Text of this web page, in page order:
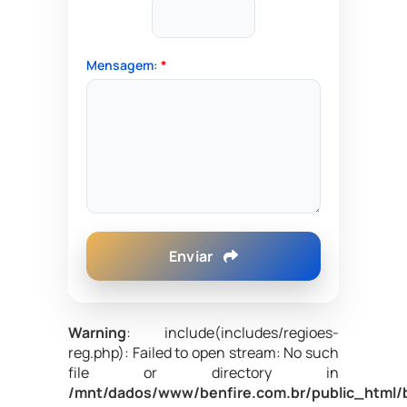
Mensagem: *
Enviar
Warning: include(includes/regioes-
reg.php): Failed to open stream: No such
file or directory in
/mnt/dados/www/benfire.com.br/public_html/